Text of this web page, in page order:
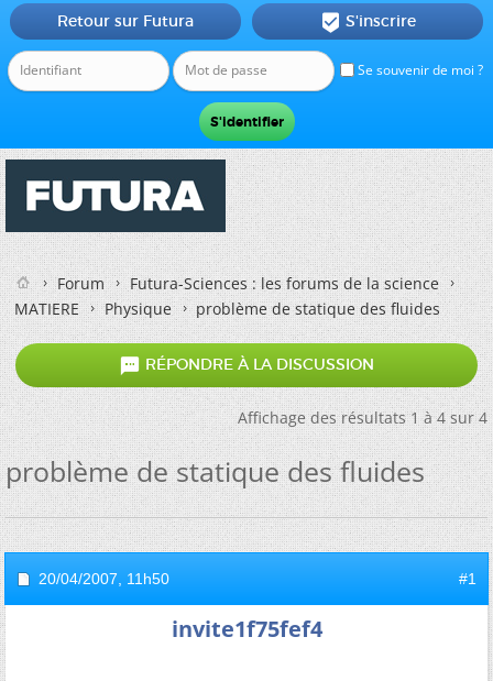
Se souvenir de moi ?
Retour sur Futura  S'inscrire
Forum
Futura-Sciences : les forums de la science
MATIERE
Physique problème de statique des fluides
 RÉPONDRE À LA DISCUSSION
Affichage des résultats 1 à 4 sur 4
problème de statique des fluides
20/04/2007, 11h50 #1
invite1f75fef4